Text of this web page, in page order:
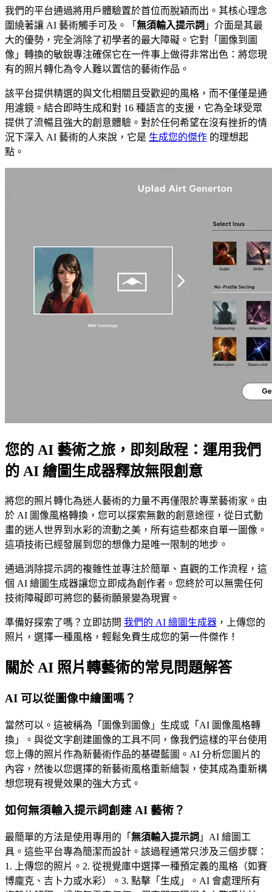
我們的平台通過將用戶體驗置於首位而脫穎而出。其核心理念
圍繞著讓 AI 藝術觸手可及。「 無須輸入提示詞 」介面是其最
大的優勢，完全消除了初學者的最大障礙。它對「圖像到圖
像」轉換的敏銳專注確保它在一件事上做得非常出色：將您現
有的照片轉化為令人難以置信的藝術作品。
該平台提供精選的與文化相關且受歡迎的風格，而不僅僅是通
用濾鏡。結合即時生成和對 16 種語言的支援，它為全球受眾
提供了流暢且強大的創意體驗。對於任何希望在沒有挫折的情
況下深入 AI 藝術的人來說，它是 生成您的傑作 的理想起
點。
您的 AI 藝術之旅，即刻啟程：運用我們
的 AI 繪圖生成器釋放無限創意
將您的照片轉化為迷人藝術的力量不再僅限於專業藝術家。由
於 AI 圖像風格轉換，您可以探索無數的創意途徑，從日式動
畫的迷人世界到水彩的流動之美，所有這些都來自單一圖像。
這項技術已經發展到您的想像力是唯一限制的地步。
通過消除提示詞的複雜性並專注於簡單、直觀的工作流程，這
個 AI 繪圖生成器讓您立即成為創作者。您終於可以無需任何
技術障礙即可將您的藝術願景變為現實。
準備好探索了嗎？立即訪問 我們的 AI 繪圖生成器 ，上傳您的
照片，選擇一種風格，輕鬆免費生成您的第一件傑作！
關於 AI 照片轉藝術的常見問題解答
AI 可以從圖像中繪圖嗎？
當然可以。這被稱為「圖像到圖像」生成或「AI 圖像風格轉
換」。與從文字創建圖像的工具不同，像我們這樣的平台使用
您上傳的照片作為新藝術作品的基礎藍圖。AI 分析您圖片的
內容，然後以您選擇的新藝術風格重新繪製，使其成為重新構
想您現有視覺效果的強大方式。
如何無須輸入提示詞創建 AI 藝術？
最簡單的方法是使用專用的「 無須輸入提示詞 」AI 繪圖工
具。這些平台專為簡潔而設計。該過程通常只涉及三個步驟：
1. 上傳您的照片。2. 從視覺庫中選擇一種預定義的風格（如賽
博龐克、吉卜力或水彩）。3. 點擊「生成」。AI 會處理所有